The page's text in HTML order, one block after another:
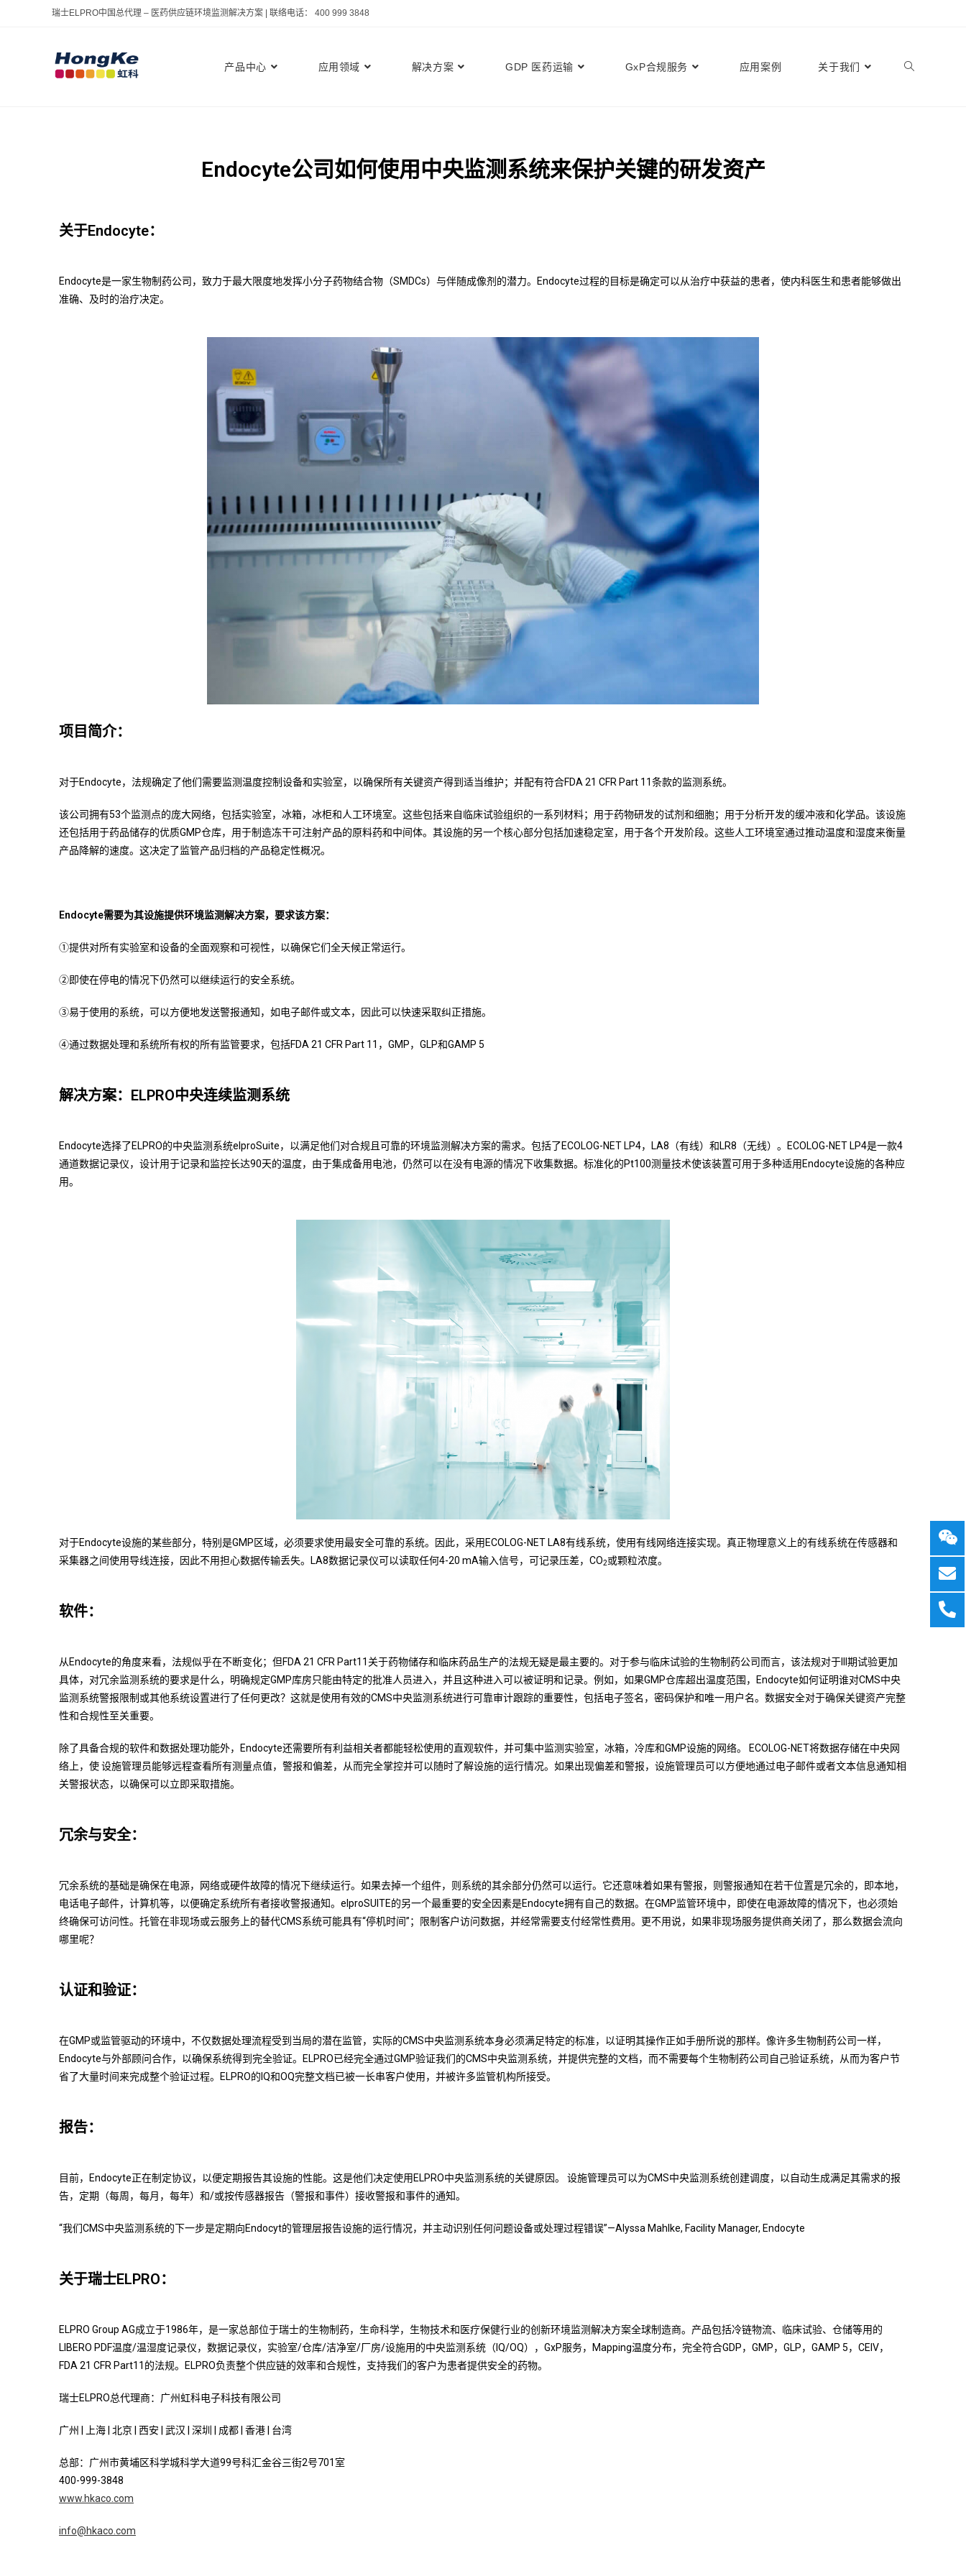
瑞士ELPRO中国总代理 – 医药供应链环境监测解决方案 | 联络电话： 400 999 3848
产品中心 应用领域 解决方案 GDP 医药运输 GxP合规服务 应用案例 关于我们
Endocyte公司如何使用中央监测系统来保护关键的研发资产
关于Endocyte：
Endocyte是一家生物制药公司，致力于最大限度地发挥小分子药物结合物（SMDCs）与伴随成像剂的潜力。Endocyte过程的目标是确定可以从治疗中获益的患者，使内科医生和患者能够做出
准确、及时的治疗决定。
项目简介：
对于Endocyte，法规确定了他们需要监测温度控制设备和实验室，以确保所有关键资产得到适当维护；并配有符合FDA 21 CFR Part 11条款的监测系统。
该公司拥有53个监测点的庞大网络，包括实验室，冰箱，冰柜和人工环境室。这些包括来自临床试验组织的一系列材料；用于药物研发的试剂和细胞；用于分析开发的缓冲液和化学品。该设施
还包括用于药品储存的优质GMP仓库，用于制造冻干可注射产品的原料药和中间体。其设施的另一个核心部分包括加速稳定室，用于各个开发阶段。这些人工环境室通过推动温度和湿度来衡量
产品降解的速度。这决定了监管产品归档的产品稳定性概况。
Endocyte需要为其设施提供环境监测解决方案，要求该方案：
①提供对所有实验室和设备的全面观察和可视性，以确保它们全天候正常运行。
②即使在停电的情况下仍然可以继续运行的安全系统。
③易于使用的系统，可以方便地发送警报通知，如电子邮件或文本，因此可以快速采取纠正措施。
④通过数据处理和系统所有权的所有监管要求，包括FDA 21 CFR Part 11，GMP，GLP和GAMP 5
解决方案： ELPRO中央连续监测系统
Endocyte选择了ELPRO的中央监测系统elproSuite，以满足他们对合规且可靠的环境监测解决方案的需求。包括了ECOLOG-NET LP4，LA8（有线）和LR8（无线）。ECOLOG-NET LP4是一款4
通道数据记录仪，设计用于记录和监控长达90天的温度，由于集成备用电池，仍然可以在没有电源的情况下收集数据。标准化的Pt100测量技术使该装置可用于多种适用Endocyte设施的各种应
用。
对于Endocyte设施的某些部分，特别是GMP区域，必须要求使用最安全可靠的系统。因此，采用ECOLOG-NET LA8有线系统，使用有线网络连接实现。真正物理意义上的有线系统在传感器和
采集器之间使用导线连接，因此不用担心数据传输丢失。LA8数据记录仪可以读取任何4-20 mA输入信号，可记录压差，CO2或颗粒浓度。
软件：
从Endocyte的角度来看，法规似乎在不断变化；但FDA 21 CFR Part11关于药物储存和临床药品生产的法规无疑是最主要的。对于参与临床试验的生物制药公司而言，该法规对于III期试验更加
具体，对冗余监测系统的要求是什么，明确规定GMP库房只能由特定的批准人员进入，并且这种进入可以被证明和记录。例如，如果GMP仓库超出温度范围，Endocyte如何证明谁对CMS中央
监测系统警报限制或其他系统设置进行了任何更改？这就是使用有效的CMS中央监测系统进行可靠审计跟踪的重要性，包括电子签名，密码保护和唯一用户名。数据安全对于确保关键资产完整
性和合规性至关重要。
除了具备合规的软件和数据处理功能外，Endocyte还需要所有利益相关者都能轻松使用的直观软件，并可集中监测实验室，冰箱，冷库和GMP设施的网络。 ECOLOG-NET将数据存储在中央网
络上，使 设施管理员能够远程查看所有测量点值，警报和偏差，从而完全掌控并可以随时了解设施的运行情况。如果出现偏差和警报，设施管理员可以方便地通过电子邮件或者文本信息通知相
关警报状态，以确保可以立即采取措施。
冗余与安全：
冗余系统的基础是确保在电源，网络或硬件故障的情况下继续运行。如果去掉一个组件，则系统的其余部分仍然可以运行。它还意味着如果有警报，则警报通知在若干位置是冗余的，即本地，
电话电子邮件，计算机等，以便确定系统所有者接收警报通知。elproSUITE的另一个最重要的安全因素是Endocyte拥有自己的数据。在GMP监管环境中，即使在电源故障的情况下，也必须始
终确保可访问性。托管在非现场或云服务上的替代CMS系统可能具有“停机时间”；限制客户访问数据，并经常需要支付经常性费用。更不用说，如果非现场服务提供商关闭了，那么数据会流向
哪里呢？
认证和验证：
在GMP或监管驱动的环境中，不仅数据处理流程受到当局的潜在监管，实际的CMS中央监测系统本身必须满足特定的标准，以证明其操作正如手册所说的那样。像许多生物制药公司一样，
Endocyte与外部顾问合作，以确保系统得到完全验证。ELPRO已经完全通过GMP验证我们的CMS中央监测系统，并提供完整的文档，而不需要每个生物制药公司自己验证系统，从而为客户节
省了大量时间来完成整个验证过程。ELPRO的IQ和OQ完整文档已被一长串客户使用，并被许多监管机构所接受。
报告：
目前，Endocyte正在制定协议，以便定期报告其设施的性能。这是他们决定使用ELPRO中央监测系统的关键原因。 设施管理员可以为CMS中央监测系统创建调度，以自动生成满足其需求的报
告，定期（每周，每月，每年）和/或按传感器报告（警报和事件）接收警报和事件的通知。
“我们CMS中央监测系统的下一步是定期向Endocyt的管理层报告设施的运行情况，并主动识别任何问题设备或处理过程错误”—Alyssa Mahlke, Facility Manager, Endocyte
关于瑞士ELPRO：
ELPRO Group AG成立于1986年，是一家总部位于瑞士的生物制药，生命科学，生物技术和医疗保健行业的创新环境监测解决方案全球制造商。产品包括冷链物流、临床试验、仓储等用的
LIBERO PDF温度/温湿度记录仪，数据记录仪，实验室/仓库/洁净室/厂房/设施用的中央监测系统（IQ/OQ），GxP服务，Mapping温度分布，完全符合GDP，GMP，GLP，GAMP 5，CEIV，
FDA 21 CFR Part11的法规。ELPRO负责整个供应链的效率和合规性，支持我们的客户为患者提供安全的药物。
瑞士ELPRO总代理商：广州虹科电子科技有限公司
广州 | 上海 | 北京 | 西安 | 武汉 | 深圳 | 成都 | 香港 | 台湾
总部：广州市黄埔区科学城科学大道99号科汇金谷三街2号701室
400-999-3848
www.hkaco.com
info@hkaco.com